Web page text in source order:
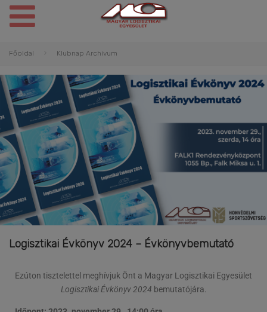
Főoldal Klubnap Archívum
Logisztikai Évkönyv 2024 – Évkönyvbemutató
Ezúton tisztelettel meghívjuk Önt a Magyar Logisztikai Egyesület
Logisztikai Évkönyv 2024 bemutatójára.